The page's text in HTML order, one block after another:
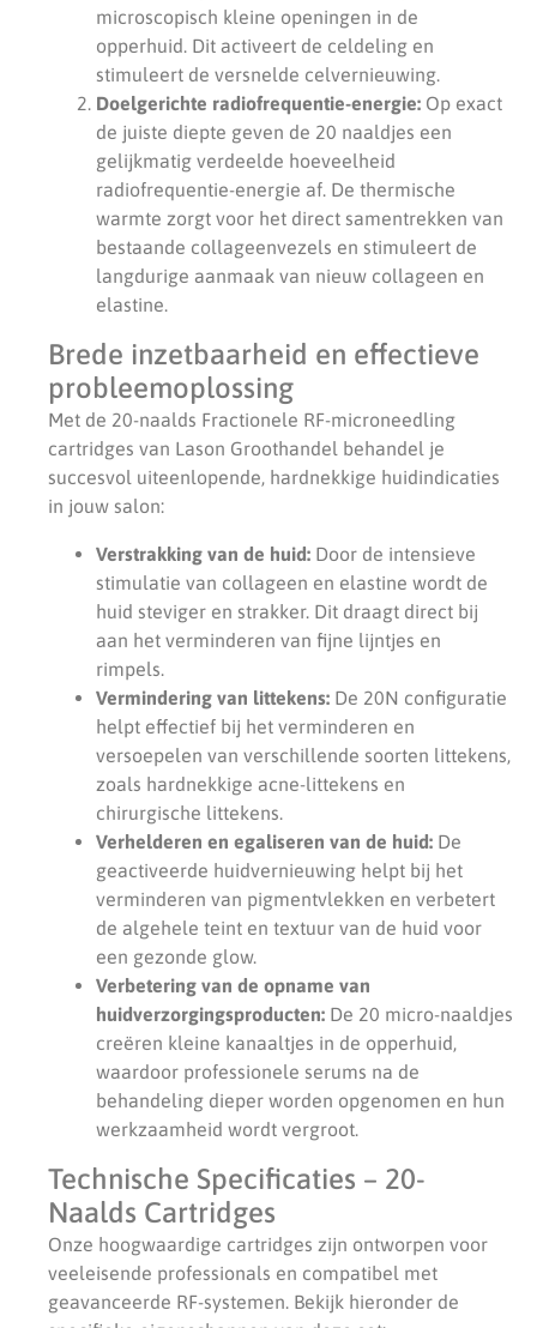
microscopisch kleine openingen in de
opperhuid. Dit activeert de celdeling en
stimuleert de versnelde celvernieuwing.
Doelgerichte radiofrequentie-energie: Op exact
de juiste diepte geven de 20 naaldjes een
gelijkmatig verdeelde hoeveelheid
radiofrequentie-energie af. De thermische
warmte zorgt voor het direct samentrekken van
bestaande collageenvezels en stimuleert de
langdurige aanmaak van nieuw collageen en
elastine.
Brede inzetbaarheid en effectieve
probleemoplossing
Met de 20-naalds Fractionele RF-microneedling
cartridges van Lason Groothandel behandel je
succesvol uiteenlopende, hardnekkige huidindicaties
in jouw salon:
Verstrakking van de huid: Door de intensieve
stimulatie van collageen en elastine wordt de
huid steviger en strakker. Dit draagt direct bij
aan het verminderen van fijne lijntjes en
rimpels.
Vermindering van littekens: De 20N configuratie
helpt effectief bij het verminderen en
versoepelen van verschillende soorten littekens,
zoals hardnekkige acne-littekens en
chirurgische littekens.
Verhelderen en egaliseren van de huid: De
geactiveerde huidvernieuwing helpt bij het
verminderen van pigmentvlekken en verbetert
de algehele teint en textuur van de huid voor
een gezonde glow.
Verbetering van de opname van
huidverzorgingsproducten: De 20 micro-naaldjes
creëren kleine kanaaltjes in de opperhuid,
waardoor professionele serums na de
behandeling dieper worden opgenomen en hun
werkzaamheid wordt vergroot.
Technische Specificaties – 20-
Naalds Cartridges
Onze hoogwaardige cartridges zijn ontworpen voor
veeleisende professionals en compatibel met
geavanceerde RF-systemen. Bekijk hieronder de